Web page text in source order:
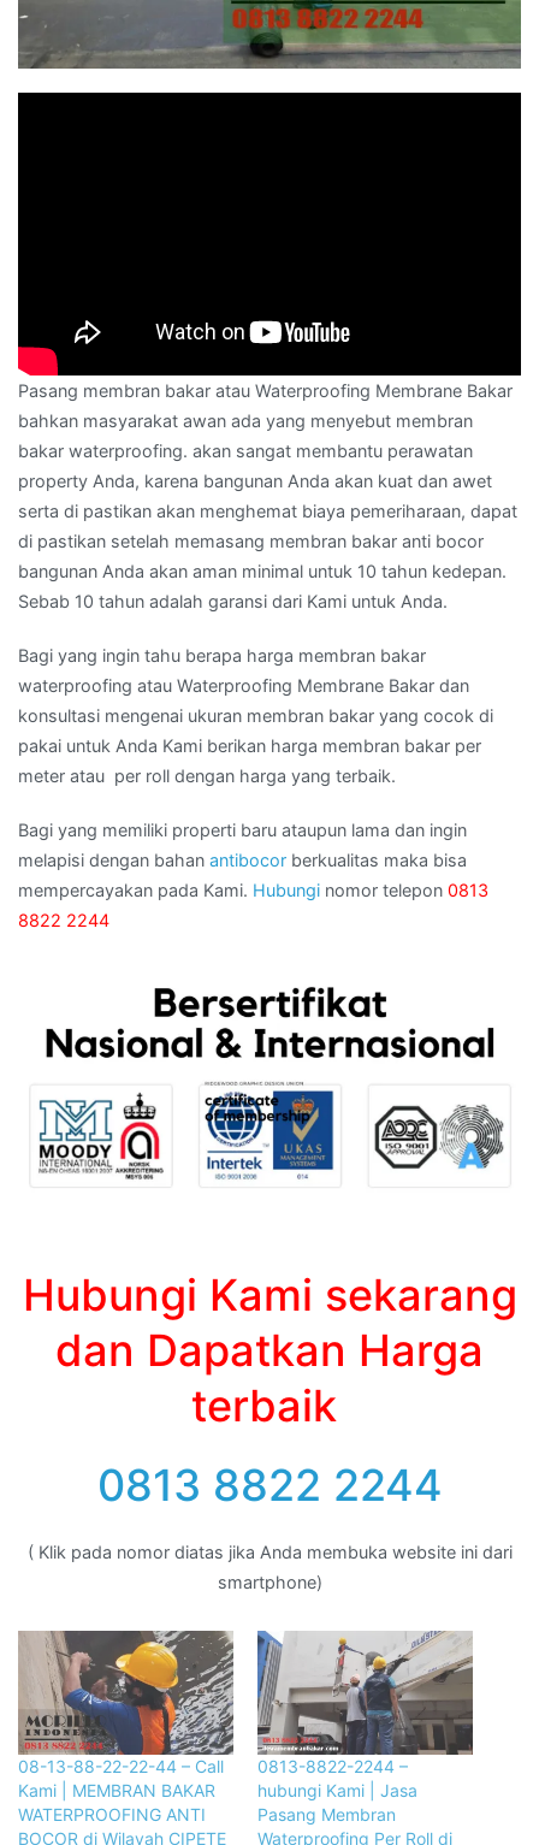
Pasang membran bakar atau Waterproofing Membrane Bakar
bahkan masyarakat awan ada yang menyebut membran
bakar waterproofing. akan sangat membantu perawatan
property Anda, karena bangunan Anda akan kuat dan awet
serta di pastikan akan menghemat biaya pemeriharaan, dapat
di pastikan setelah memasang membran bakar anti bocor
bangunan Anda akan aman minimal untuk 10 tahun kedepan.
Sebab 10 tahun adalah garansi dari Kami untuk Anda.
Bagi yang ingin tahu berapa harga membran bakar
waterproofing atau Waterproofing Membrane Bakar dan
konsultasi mengenai ukuran membran bakar yang cocok di
pakai untuk Anda Kami berikan harga membran bakar per
meter atau per roll dengan harga yang terbaik.
Bagi yang memiliki properti baru ataupun lama dan ingin
melapisi dengan bahan antibocor berkualitas maka bisa
mempercayakan pada Kami. Hubungi nomor telepon 0813
8822 2244
Hubungi Kami sekarang
dan Dapatkan Harga
terbaik
0813 8822 2244
( Klik pada nomor diatas jika Anda membuka website ini dari
smartphone)
08-13-88-22-22-44 – Call
Kami | MEMBRAN BAKAR
WATERPROOFING ANTI
BOCOR di Wilayah CIPETE
0813-8822-2244 –
hubungi Kami | Jasa
Pasang Membran
Waterproofing Per Roll di